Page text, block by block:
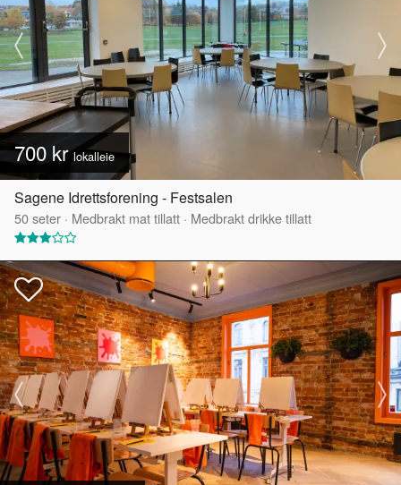
700 krlokalleie
Sagene Idrettsforening - Festsalen
50seter · Medbrakt mat tillatt · Medbrakt drikke tillatt